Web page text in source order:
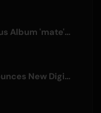
AliA Releases Post-Hiatus Album 'mate', Announces Tokyo Live
ShowMinorSavage Announces New Digital Single 'Gradation'